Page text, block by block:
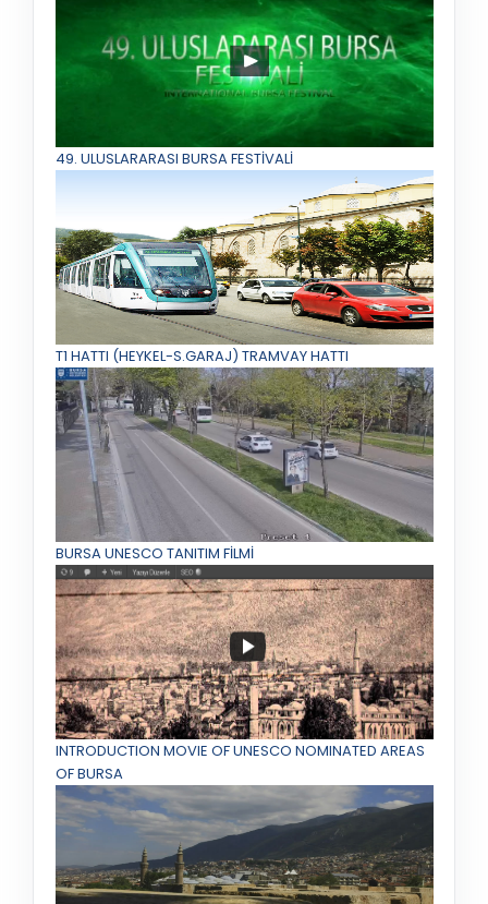
49. ULUSLARARASI BURSA FESTİVALİ
T1 HATTI (HEYKEL-S.GARAJ) TRAMVAY HATTI
BURSA UNESCO TANITIM FİLMİ
INTRODUCTION MOVIE OF UNESCO NOMINATED AREAS
OF BURSA